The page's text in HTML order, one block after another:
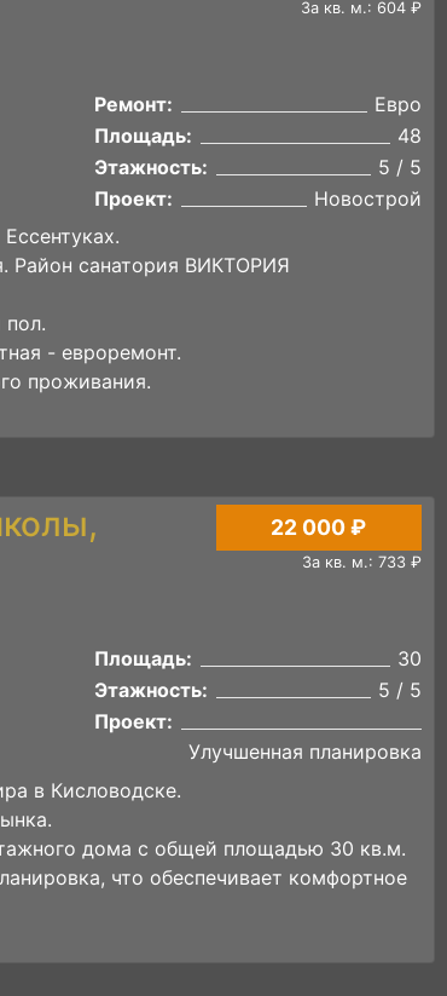
За кв. м.: 604 ₽
Ремонт:
Евро
Площадь:
48
Этажность:
5 / 5
Проект:
Новострой
Район санатория ВИКТОРИЯ
пол.
- еврopeмoнт.
проживания.
22 000 ₽
За кв. м.: 733 ₽
Площадь:
30
Этажность:
5 / 5
Проект:
Улучшенная планировка
в Кисловодске.
дома с общей площадью 30 кв.м.
что обеспечивает комфортное